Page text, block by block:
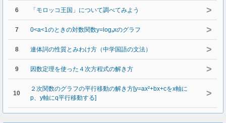
6 「モロッコ王国」について調べてみよう >
7 0<a<1のときの対数関数y=logₐxのグラフ >
8 連体詞の性質とみわけ方（中学国語の文法） >
9 因数定理を使った４次方程式の解き方 >
10
２次関数のグラフの平行移動の解き方[y=ax²+bx+cをx軸に
p、y軸にq平行移動する]
>